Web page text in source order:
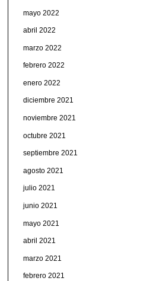
mayo 2022
abril 2022
marzo 2022
febrero 2022
enero 2022
diciembre 2021
noviembre 2021
octubre 2021
septiembre 2021
agosto 2021
julio 2021
junio 2021
mayo 2021
abril 2021
marzo 2021
febrero 2021